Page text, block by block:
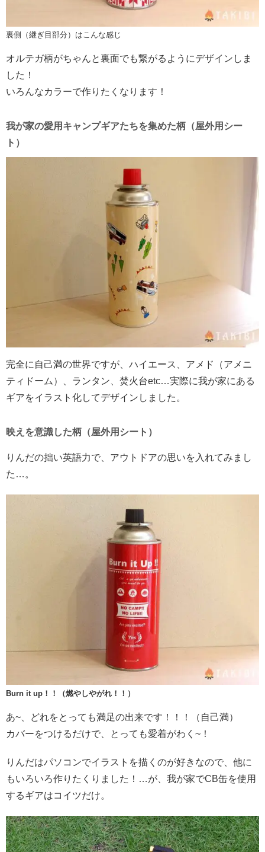
裏側（継ぎ目部分）はこんな感じ
オルテガ柄がちゃんと裏面でも繋がるようにデザインしま
した！
いろんなカラーで作りたくなります！
我が家の愛用キャンプギアたちを集めた柄（屋外用シー
ト）
完全に自己満の世界ですが、ハイエース、アメド（アメニ
ティドーム）、ランタン、焚火台etc…実際に我が家にある
ギアをイラスト化してデザインしました。
映えを意識した柄（屋外用シート）
りんだの拙い英語力で、アウトドアの思いを入れてみまし
た…。
Burn it up！！（燃やしやがれ！！）
あ~、どれをとっても満足の出来です！！！（自己満）
カバーをつけるだけで、とっても愛着がわく~！
りんだはパソコンでイラストを描くのが好きなので、他に
もいろいろ作りたくりました！…が、我が家でCB缶を使用
するギアはコイツだけ。